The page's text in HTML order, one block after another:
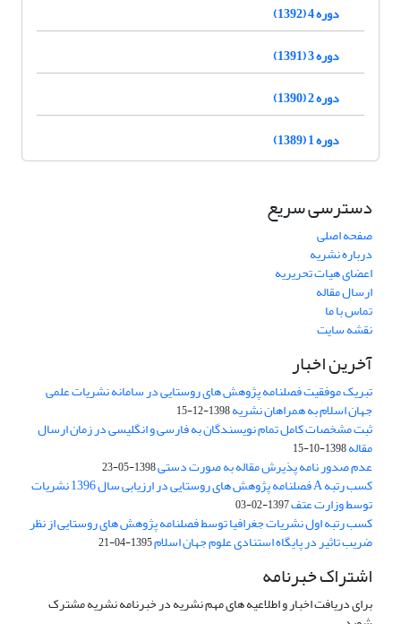
دوره 4 (1392)
دوره 3 (1391)
دوره 2 (1390)
دوره 1 (1389)
دسترسی سریع
صفحه اصلی
درباره نشریه
اعضای هیات تحریریه
ارسال مقاله
تماس با ما
نقشه سایت
آخرین اخبار
تبریک موفقیت فصلنامه پژوهش های روستایی در سامانه نشریات علمی
جهان اسلام به همراهان نشریه1398-12-15
ثبت مشخصات کامل تمام نویسندگان به فارسی و انگلیسی در زمان ارسال
مقاله1398-10-15
عدم صدور نامه پذیرش مقاله به صورت دستی1398-05-23
کسب رتبه A فصلنامه پژوهش های روستایی در ارزیابی سال 1396 نشریات
توسط وزارت عتف1397-02-03
کسب رتبه اول نشریات جغرافیا توسط فصلنامه پژوهش های روستایی از نظر
ضریب تاثیر در پایگاه استنادی علوم جهان اسلام1395-04-21
اشتراک خبرنامه
برای دریافت اخبار و اطلاعیه های مهم نشریه در خبرنامه نشریه مشترک